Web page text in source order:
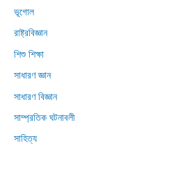
ভূগোল
রাষ্ট্রবিজ্ঞান
শিশু শিক্ষা
সাধারণ জ্ঞান
সাধারণ বিজ্ঞান
সাম্প্রতিক ঘটনাবলী
সাহিত্য